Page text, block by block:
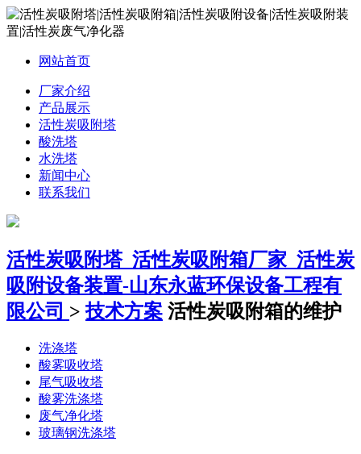
网站首页
厂家介绍
产品展示
活性炭吸附塔
酸洗塔
水洗塔
新闻中心
联系我们
活性炭吸附塔_活性炭吸附箱厂家_活性炭
吸附设备装置-山东永蓝环保设备工程有
限公司 >技术方案 活性炭吸附箱的维护
洗涤塔
酸雾吸收塔
尾气吸收塔
酸雾洗涤塔
废气净化塔
玻璃钢洗涤塔